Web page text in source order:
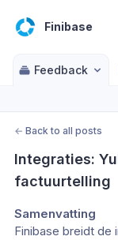
Finibase
Feedback
← Back to all posts
Integraties:
factuurtelling
Samenvatting
Finibase breidt de